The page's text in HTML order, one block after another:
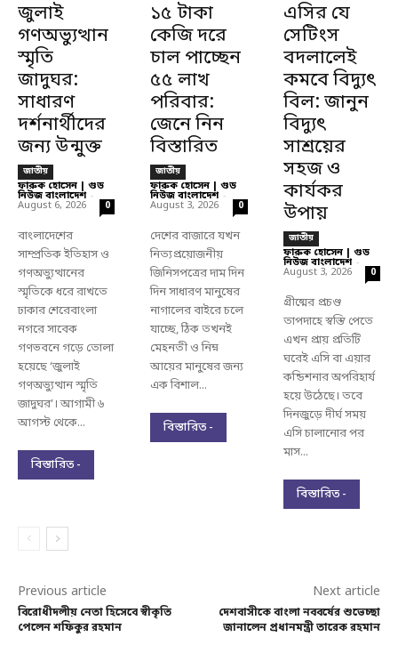
জুলাই
গণঅভ্যুত্থান
স্মৃতি
জাদুঘর:
সাধারণ
দর্শনার্থীদের
জন্য উন্মুক্ত
জাতীয়
ফারুক হোসেন | গুড
নিউজ বাংলাদেশ -
August 6, 2026 0
বাংলাদেশের
সাম্প্রতিক ইতিহাস ও
গণঅভ্যুত্থানের
স্মৃতিকে ধরে রাখতে
ঢাকার শেরেবাংলা
নগরে সাবেক
গণভবনে গড়ে তোলা
হয়েছে ‘জুলাই
গণঅভ্যুত্থান স্মৃতি
জাদুঘর’। আগামী ৬
আগস্ট থেকে...
বিস্তারিত -
১৫ টাকা
কেজি দরে
চাল পাচ্ছেন
৫৫ লাখ
পরিবার:
জেনে নিন
বিস্তারিত
জাতীয়
ফারুক হোসেন | গুড
নিউজ বাংলাদেশ -
August 3, 2026 0
দেশের বাজারে যখন
নিত্যপ্রয়োজনীয়
জিনিসপত্রের দাম দিন
দিন সাধারণ মানুষের
নাগালের বাইরে চলে
যাচ্ছে, ঠিক তখনই
মেহনতী ও নিম্ন
আয়ের মানুষের জন্য
এক বিশাল...
বিস্তারিত -
এসির যে
সেটিংস
বদলালেই
কমবে বিদ্যুৎ
বিল: জানুন
বিদ্যুৎ
সাশ্রয়ের
সহজ ও
কার্যকর
উপায়
জাতীয়
ফারুক হোসেন | গুড
নিউজ বাংলাদেশ -
August 3, 2026 0
গ্রীষ্মের প্রচণ্ড
তাপদাহে স্বস্তি পেতে
এখন প্রায় প্রতিটি
ঘরেই এসি বা এয়ার
কন্ডিশনার অপরিহার্য
হয়ে উঠেছে। তবে
দিনজুড়ে দীর্ঘ সময়
এসি চালানোর পর
মাস...
বিস্তারিত -
Previous article
বিরোধীদলীয় নেতা হিসেবে স্বীকৃতি
পেলেন শফিকুর রহমান
Next article
দেশবাসীকে বাংলা নববর্ষের শুভেচ্ছা
জানালেন প্রধানমন্ত্রী তারেক রহমান